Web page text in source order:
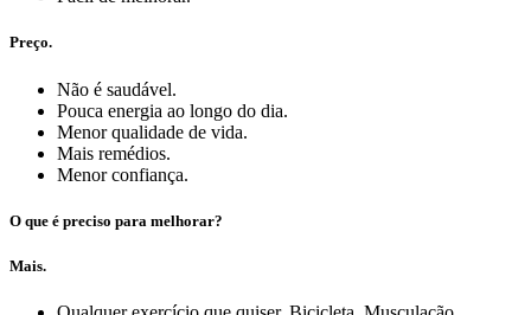
Preço.
Não é saudável.
Pouca energia ao longo do dia.
Menor qualidade de vida.
Mais remédios.
Menor confiança.
O que é preciso para melhorar?
Mais.